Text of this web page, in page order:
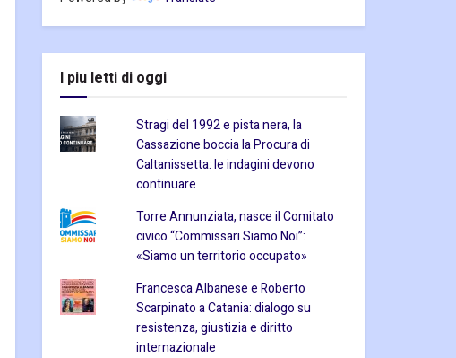
I piu letti di oggi
Stragi del 1992 e pista nera, la
Cassazione boccia la Procura di
Caltanissetta: le indagini devono
continuare
Torre Annunziata, nasce il Comitato
civico “Commissari Siamo Noi”:
«Siamo un territorio occupato»
Francesca Albanese e Roberto
Scarpinato a Catania: dialogo su
resistenza, giustizia e diritto
internazionale